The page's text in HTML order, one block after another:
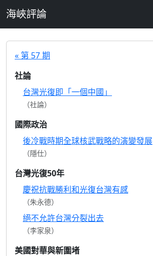
海峽評論
« 第 57 期
社論
台灣光復即「一個中國」
（社論）
國際政治
後冷戰時期全球核武戰略的演變發展
（隱仕）
台灣光復50年
慶祝抗戰勝利和光復台灣有感
（朱永德）
絕不允許台灣分裂出去
（李家泉）
美國對華與新圍堵